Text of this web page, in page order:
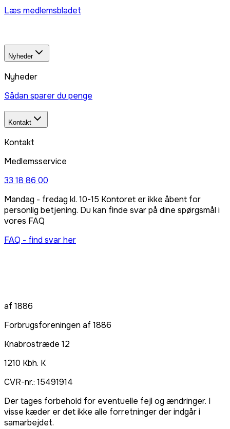
Læs medlemsbladet
Nyheder
Nyheder
Sådan sparer du penge
Kontakt
Kontakt
Medlemsservice
33 18 86 00
Mandag - fredag kl. 10-15 Kontoret er ikke åbent for
personlig betjening. Du kan finde svar på dine spørgsmål i
vores FAQ
FAQ - find svar her
af 1886
Forbrugsforeningen af 1886
Knabrostræde 12
1210 Kbh. K
CVR-nr.: 15491914
Der tages forbehold for eventuelle fejl og ændringer. I
visse kæder er det ikke alle forretninger der indgår i
samarbejdet.